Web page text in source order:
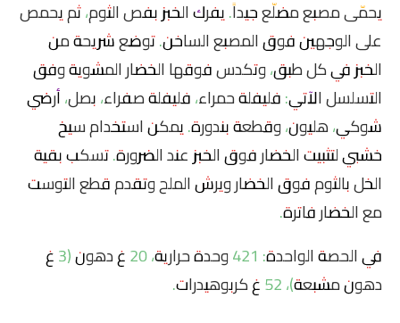
يحمّى مصبع مضلّع جيداً. يفرك الخبز بفص الثوم، ثم يحمص
على الوجهين فوق المصبع الساخن. توضع شريحة من
الخبز في كل طبق، وتكدس فوقها الخضار المشوية وفق
التسلسل الآتي: فليفلة حمراء، فليفلة صفراء، بصل، أرضي
شوكي، هليون، وقطعة بندورة. يمكن استخدام سيخ
خشبي لتثبيت الخضار فوق الخبز عند الضرورة. تسكب بقية
الخل بالثوم فوق الخضار ويرش الملح وتقدم قطع التوست
مع الخضار فاترة.
في الحصة الواحدة: 421 وحدة حرارية، 20 غ دهون (3 غ
دهون مشبعة)، 52 غ كربوهيدرات.